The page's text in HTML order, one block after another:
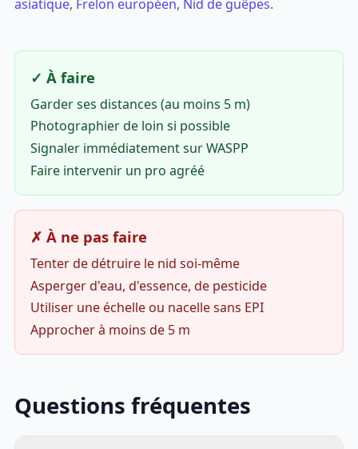
asiatique, Frelon européen, Nid de guêpes.
✓ À faire
Garder ses distances (au moins 5 m)
Photographier de loin si possible
Signaler immédiatement sur WASPP
Faire intervenir un pro agréé
✗ À ne pas faire
Tenter de détruire le nid soi-même
Asperger d'eau, d'essence, de pesticide
Utiliser une échelle ou nacelle sans EPI
Approcher à moins de 5 m
Questions fréquentes